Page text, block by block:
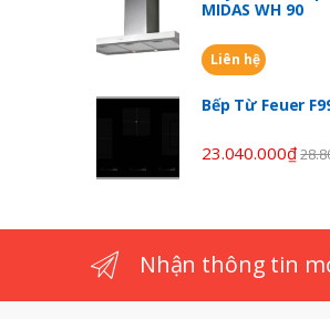
s
MIDAS WH 90
Liên hệ
Bếp Từ Feuer
23.040.000₫
Nhận thông tin